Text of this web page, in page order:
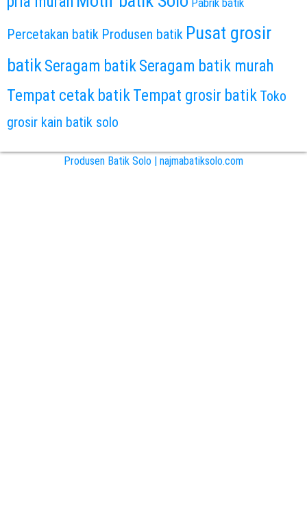
Percetakan batik Produsen batik Pusat grosir
batik Seragam batikSeragam batik murah
Tempat cetak batikTempat grosir batik Toko
grosir kain batik solo
Produsen Batik Solo | najmabatiksolo.com